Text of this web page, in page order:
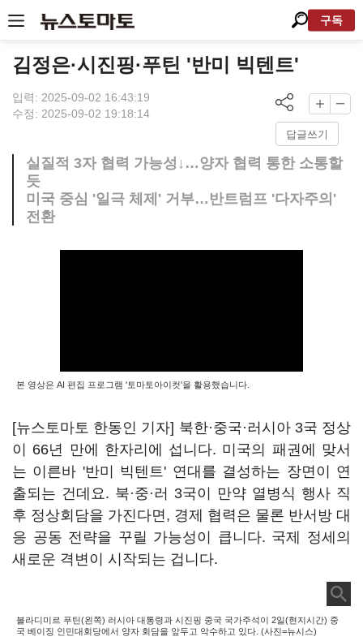
구독
김정은·시진핑·푸틴 '반미 빅텐트'
입력: 2025-09-02 16:43:19
수정: 2025-09-02 19:18:14
답글쓰기
실질적 3자 협력 가능성↓…양자 협력 통한 소통할
듯
미국 중심 '일극 체제' 거부…반트럼프 '다자주의'
전환
본 영상은 AI 편집 프로그램 '토마토아이컷'을 활용했습니다.
[뉴스토마토 한동인 기자] 북한·중국·러시아 3국 정상
이 66년 만에 한자리에 섭니다. 미국의 패권에 맞서
는 이른바 '반미 빅텐트' 연대를 결성하는 장면이 연
출되는 건데요. 북·중·러 3국이 만약 열병식 행사 직
후 정상회담을 가진다면, 경제 협력은 물론 반서방 대
응 공동 전략을 꾸릴 가능성이 큽니다. 국제 정세의
새로운 격변이 시작되는 겁니다.
블라디미르 푸틴(왼쪽) 러시아 대통령과 시진핑 중국 국가주석이 2일(현지시간) 중
국 베이징 인민대회당에서 양자 회담을 앞두고 악수하고 있다. (사진=뉴시스)